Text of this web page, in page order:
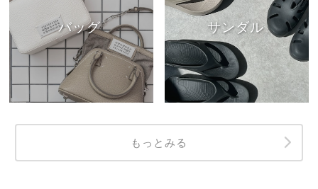
バッグ サンダル
もっとみる